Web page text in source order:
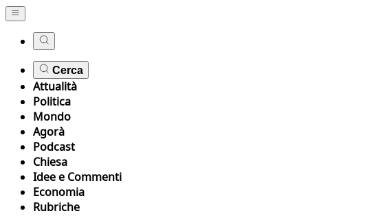
Cerca
Attualità
Politica
Mondo
Agorà
Podcast
Chiesa
Idee e Commenti
Economia
Rubriche